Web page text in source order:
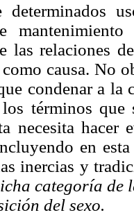
las relaciones
causa. No
condenar a la
términos que
necesita hacer
en
inercias y
categoría de
del sexo.